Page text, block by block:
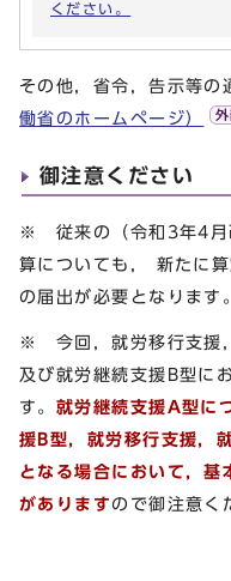
ください。
その他，省令，告示等の
働省のホームページ）
御注意ください
※ 従来の（令和3年4月
算についても， 新たに
の届出が必要となります。
※ 今回，就労移行支援
及び就労継続支援B型に
す。 就労継続支援A型に
援B型，就労移行支援，
となる場合において，基
があります ので御注意く